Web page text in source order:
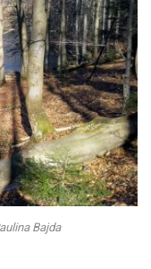
Bajda